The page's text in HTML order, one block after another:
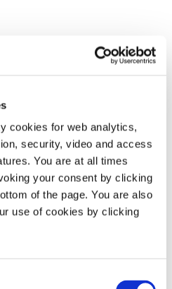
cookies for web analytics,
security, video and access
You are at all times
your consent by clicking
of the page. You are also
use of cookies by clicking